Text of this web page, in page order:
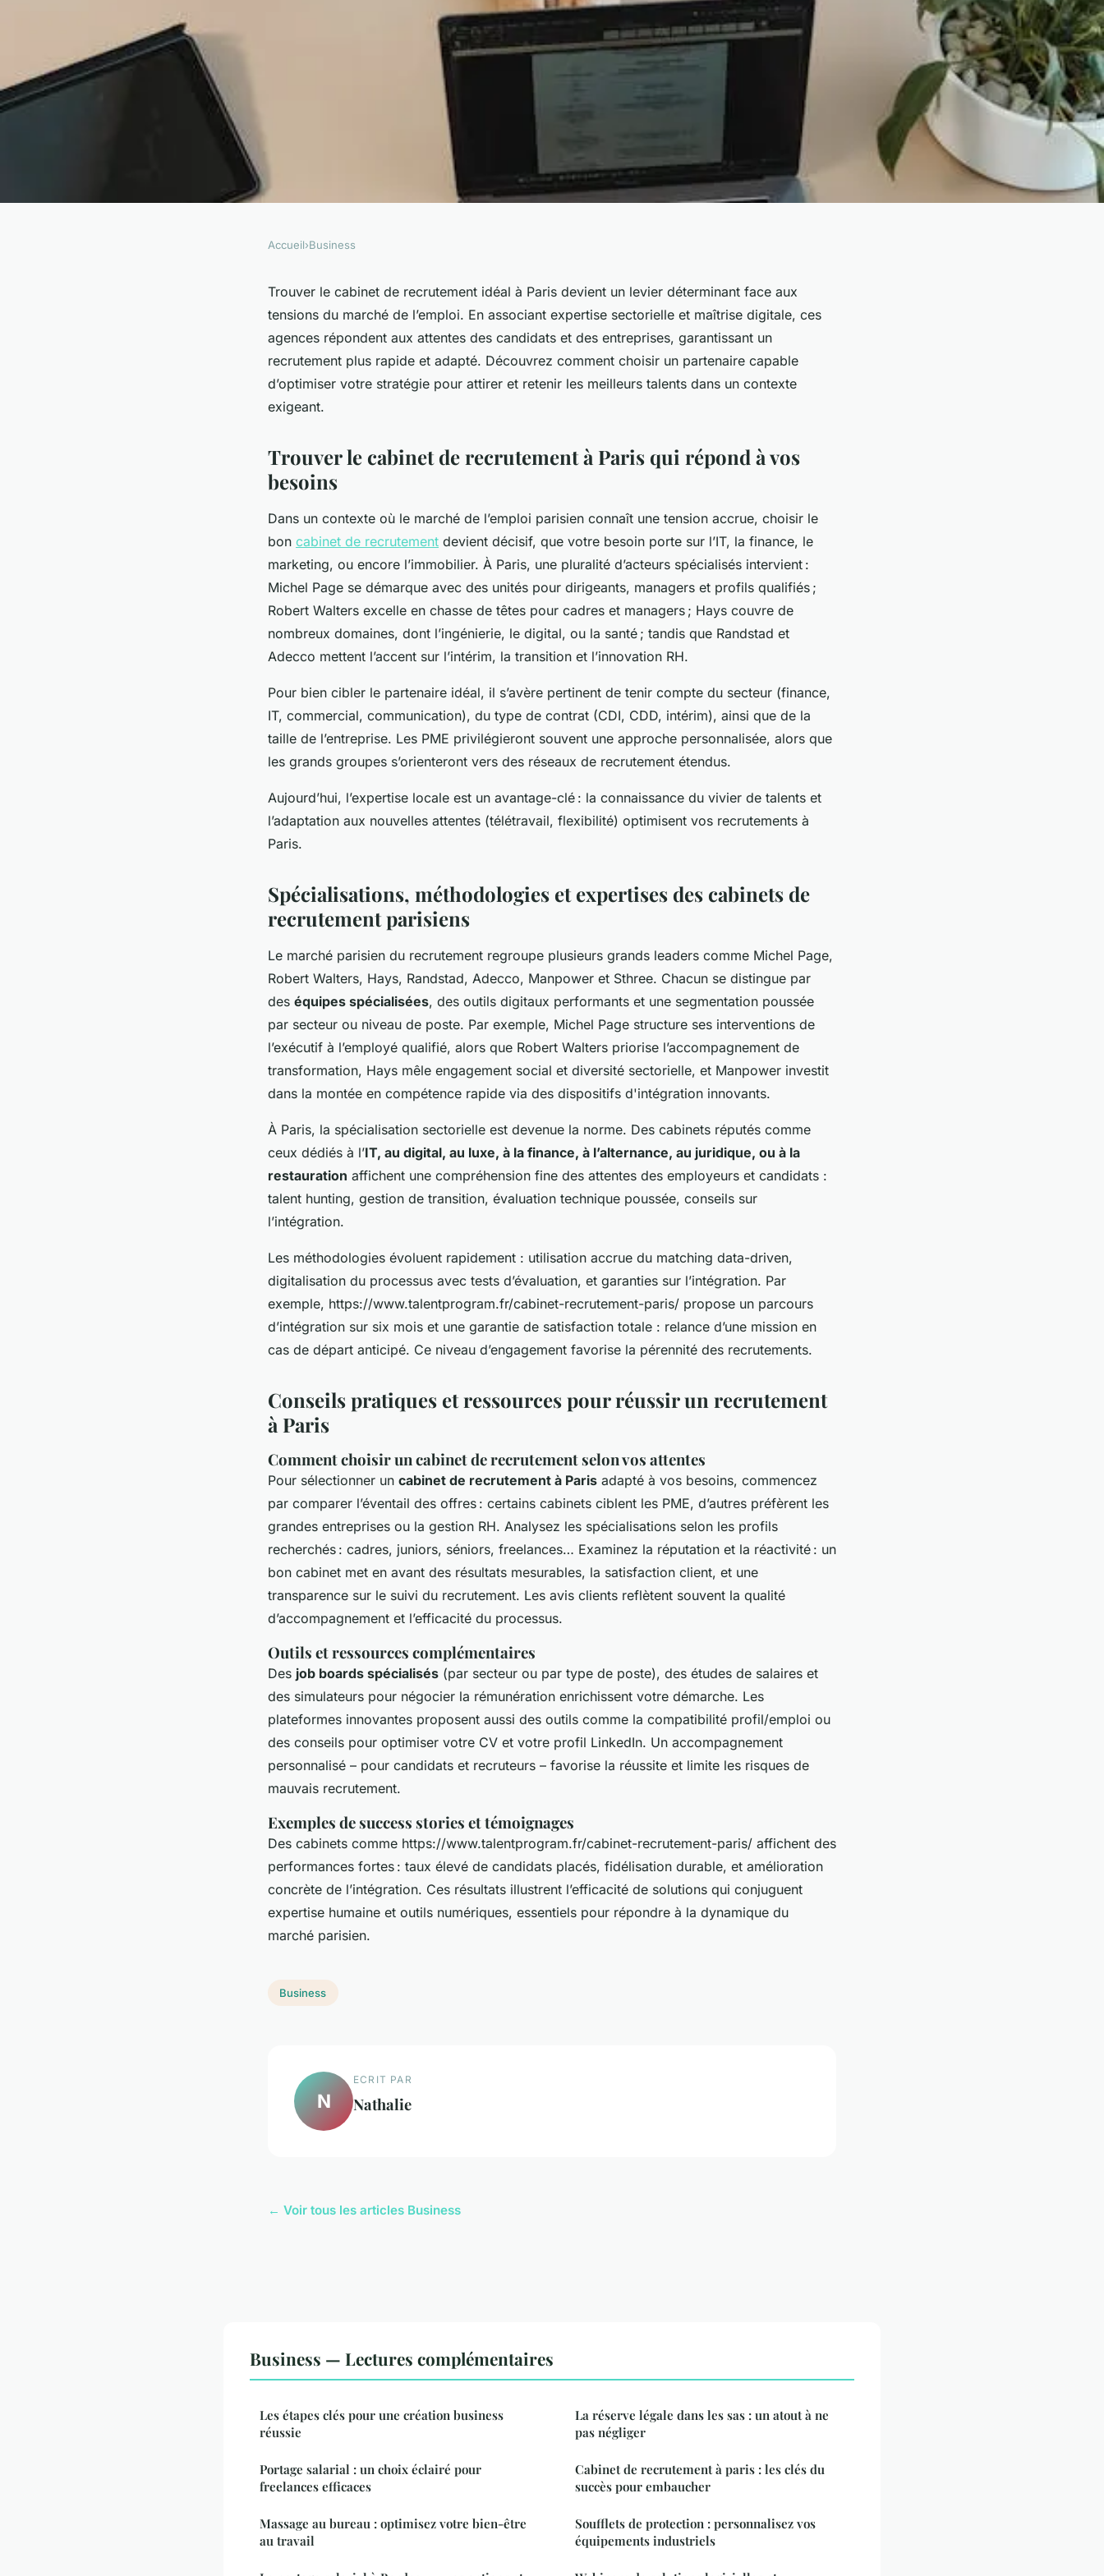
Cabinet de recrutement Paris :
réussite garantie pour vos
Accueil›Business
Trouver le cabinet de recrutement idéal à Paris devient un levier déterminant face aux
tensions du marché de l’emploi. En associant expertise sectorielle et maîtrise digitale, ces
agences répondent aux attentes des candidats et des entreprises, garantissant un
recrutement plus rapide et adapté. Découvrez comment choisir un partenaire capable
d’optimiser votre stratégie pour attirer et retenir les meilleurs talents dans un contexte
exigeant.
Trouver le cabinet de recrutement à Paris qui répond à vos
besoins
Dans un contexte où le marché de l’emploi parisien connaît une tension accrue, choisir le
bon cabinet de recrutement devient décisif, que votre besoin porte sur l’IT, la finance, le
marketing, ou encore l’immobilier. À Paris, une pluralité d’acteurs spécialisés intervient :
Michel Page se démarque avec des unités pour dirigeants, managers et profils qualifiés ;
Robert Walters excelle en chasse de têtes pour cadres et managers ; Hays couvre de
nombreux domaines, dont l’ingénierie, le digital, ou la santé ; tandis que Randstad et
Adecco mettent l’accent sur l’intérim, la transition et l’innovation RH.
Pour bien cibler le partenaire idéal, il s’avère pertinent de tenir compte du secteur (finance,
IT, commercial, communication), du type de contrat (CDI, CDD, intérim), ainsi que de la
taille de l’entreprise. Les PME privilégieront souvent une approche personnalisée, alors que
les grands groupes s’orienteront vers des réseaux de recrutement étendus.
Aujourd’hui, l’expertise locale est un avantage-clé : la connaissance du vivier de talents et
l’adaptation aux nouvelles attentes (télétravail, flexibilité) optimisent vos recrutements à
Paris.
Spécialisations, méthodologies et expertises des cabinets de
recrutement parisiens
Le marché parisien du recrutement regroupe plusieurs grands leaders comme Michel Page,
Robert Walters, Hays, Randstad, Adecco, Manpower et Sthree. Chacun se distingue par
des équipes spécialisées, des outils digitaux performants et une segmentation poussée
par secteur ou niveau de poste. Par exemple, Michel Page structure ses interventions de
l’exécutif à l’employé qualifié, alors que Robert Walters priorise l’accompagnement de
transformation, Hays mêle engagement social et diversité sectorielle, et Manpower investit
dans la montée en compétence rapide via des dispositifs d'intégration innovants.
À Paris, la spécialisation sectorielle est devenue la norme. Des cabinets réputés comme
ceux dédiés à l’IT, au digital, au luxe, à la finance, à l’alternance, au juridique, ou à la
restauration affichent une compréhension fine des attentes des employeurs et candidats :
talent hunting, gestion de transition, évaluation technique poussée, conseils sur
l’intégration.
Les méthodologies évoluent rapidement : utilisation accrue du matching data-driven,
digitalisation du processus avec tests d’évaluation, et garanties sur l’intégration. Par
exemple, https://www.talentprogram.fr/cabinet-recrutement-paris/ propose un parcours
d’intégration sur six mois et une garantie de satisfaction totale : relance d’une mission en
cas de départ anticipé. Ce niveau d’engagement favorise la pérennité des recrutements.
Conseils pratiques et ressources pour réussir un recrutement
à Paris
Comment choisir un cabinet de recrutement selon vos attentes
Pour sélectionner un cabinet de recrutement à Paris adapté à vos besoins, commencez
par comparer l’éventail des offres : certains cabinets ciblent les PME, d’autres préfèrent les
grandes entreprises ou la gestion RH. Analysez les spécialisations selon les profils
recherchés : cadres, juniors, séniors, freelances… Examinez la réputation et la réactivité : un
bon cabinet met en avant des résultats mesurables, la satisfaction client, et une
transparence sur le suivi du recrutement. Les avis clients reflètent souvent la qualité
d’accompagnement et l’efficacité du processus.
Outils et ressources complémentaires
Des job boards spécialisés (par secteur ou par type de poste), des études de salaires et
des simulateurs pour négocier la rémunération enrichissent votre démarche. Les
plateformes innovantes proposent aussi des outils comme la compatibilité profil/emploi ou
des conseils pour optimiser votre CV et votre profil LinkedIn. Un accompagnement
personnalisé – pour candidats et recruteurs – favorise la réussite et limite les risques de
mauvais recrutement.
Exemples de success stories et témoignages
Des cabinets comme https://www.talentprogram.fr/cabinet-recrutement-paris/ affichent des
performances fortes : taux élevé de candidats placés, fidélisation durable, et amélioration
concrète de l’intégration. Ces résultats illustrent l’efficacité de solutions qui conjuguent
expertise humaine et outils numériques, essentiels pour répondre à la dynamique du
marché parisien.
Business
N
ECRIT PAR
Nathalie
← Voir tous les articles Business
Business — Lectures complémentaires
Les étapes clés pour une création business
réussie
Portage salarial : un choix éclairé pour
freelances efficaces
Massage au bureau : optimisez votre bien-être
au travail
La réserve légale dans les sas : un atout à ne
pas négliger
Cabinet de recrutement à paris : les clés du
succès pour embaucher
Soufflets de protection : personnalisez vos
équipements industriels